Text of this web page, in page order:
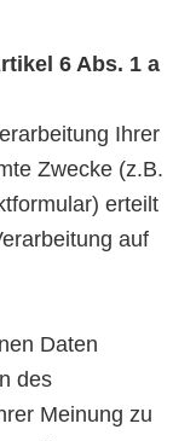
6 Abs. 1 a
Ihrer
Zwecke (z.B.
erteilt
auf
Daten
des
Meinung zu